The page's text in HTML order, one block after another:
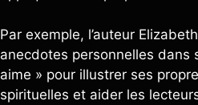
Par exemple, l’auteur
anecdotes personnelles dans
aime » pour illustrer ses
spirituelles et aider les